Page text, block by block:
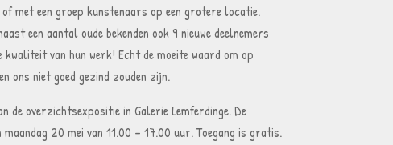
met een groep kunstenaars op een grotere locatie.
een aantal oude bekenden ook 9 nieuwe deelnemers
van hun werk! Echt de moeite waard om op
ons niet goed gezind zouden zijn.
de overzichtsexpositie in Galerie Lemferdinge. De
20 mei van 11.00 – 17.00 uur. Toegang is gratis.